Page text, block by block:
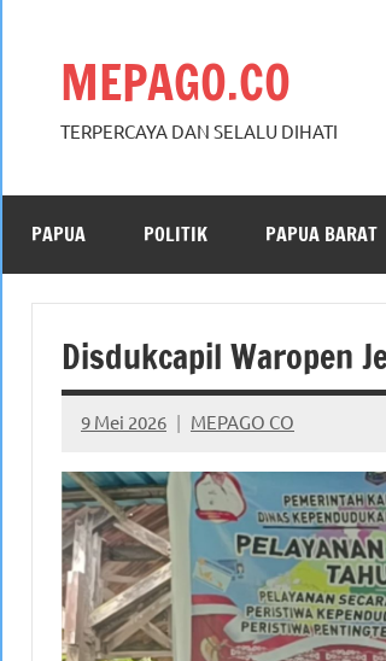
MEPAGO.CO
TERPERCAYA DAN SELALU DIHATI
PAPUA POLITIK PAPUA BARAT
Disdukcapil Waropen
9 Mei 2026 MEPAGO CO
No
comments